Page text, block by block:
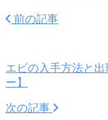
前の記事
エビの入手方法と
ー】
次の記事